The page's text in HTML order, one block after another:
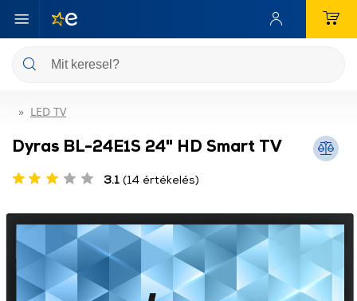
LED TV
Dyras BL-24E1S 24" HD Smart TV
3.1 (14 értékelés)